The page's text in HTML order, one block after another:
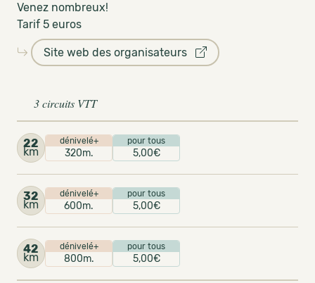
Venez nombreux!
Tarif 5 euros
Site web des organisateurs
3 circuits VTT
22
km
dénivelé+
320m.
pour tous
5,00€
32
km
dénivelé+
600m.
pour tous
5,00€
42
km
dénivelé+
800m.
pour tous
5,00€